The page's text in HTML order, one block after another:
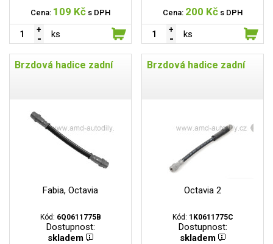
Cena: 109 Kč s DPH
ks
Cena: 200 Kč s DPH
ks
Brzdová hadice zadní
Fabia, Octavia
Kód: 6Q0611775B
Dostupnost:
skladem
Brzdová hadice zadní
Octavia 2
Kód: 1K0611775C
Dostupnost:
skladem